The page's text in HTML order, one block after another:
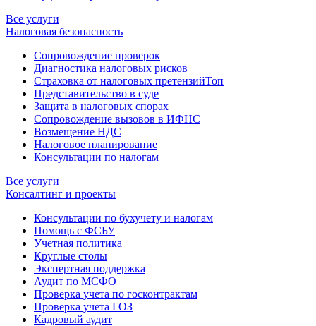
Все услуги
Налоговая безопасность
Сопровождение проверок
Диагностика налоговых рисков
Страховка от налоговых претензийТоп
Представительство в суде
Защита в налоговых спорах
Сопровождение вызовов в ИФНС
Возмещение НДС
Налоговое планирование
Консультации по налогам
Все услуги
Консалтинг и проекты
Консультации по бухучету и налогам
Помощь с ФСБУ
Учетная политика
Круглые столы
Экспертная поддержка
Аудит по МСФО
Проверка учета по госконтрактам
Проверка учета ГОЗ
Кадровый аудит